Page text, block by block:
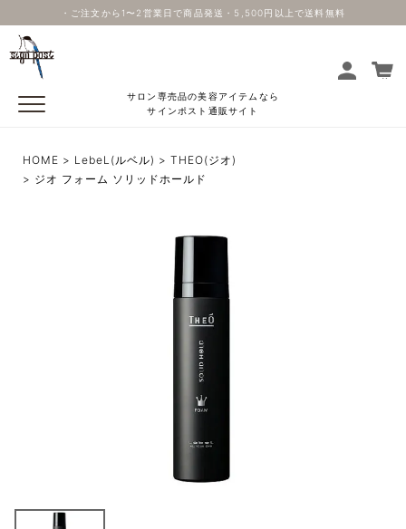
・ご注文から1〜2営業日で商品発送・5,500円以上で送料無料
サロン専売品の美容アイテムなら
サインポスト通販サイト
HOME LebeL(ルベル)
THEO(ジオ)
ジオ フォーム ソリッドホールド